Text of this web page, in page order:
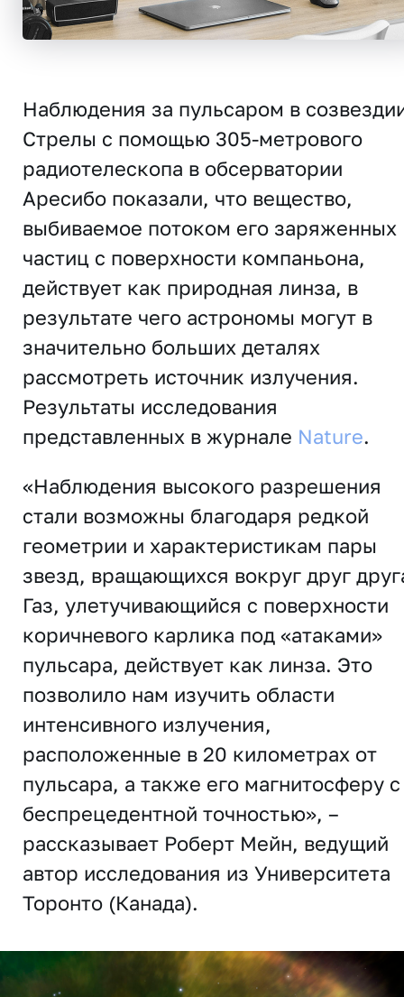
Наблюдения за пульсаром в
Стрелы с помощью 305-метрового
радиотелескопа в обсерватории
Аресибо показали, что вещество,
выбиваемое потоком его заряженных
частиц с поверхности компаньона,
действует как природная линза, в
результате чего астрономы могут в
значительно больших деталях
рассмотреть источник излучения.
Результаты исследования
представленных в журнале Nature.
«Наблюдения высокого разрешения
стали возможны благодаря редкой
геометрии и характеристикам пары
звезд, вращающихся вокруг друг
Газ, улетучивающийся с поверхности
коричневого карлика под «атаками»
пульсара, действует как линза. Это
позволило нам изучить области
интенсивного излучения,
расположенные в 20 километрах от
пульсара, а также его магнитосферу с
беспрецедентной точностью», –
рассказывает Роберт Мейн, ведущий
автор исследования из Университета
Торонто (Канада).